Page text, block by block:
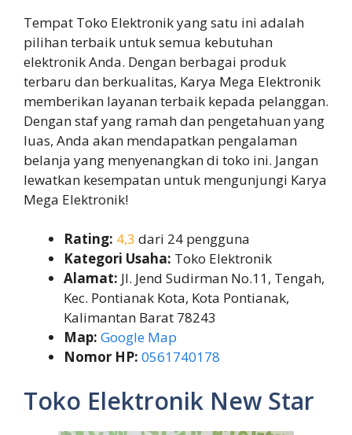
Tempat Toko Elektronik yang satu ini adalah
pilihan terbaik untuk semua kebutuhan
elektronik Anda. Dengan berbagai produk
terbaru dan berkualitas, Karya Mega Elektronik
memberikan layanan terbaik kepada pelanggan.
Dengan staf yang ramah dan pengetahuan yang
luas, Anda akan mendapatkan pengalaman
belanja yang menyenangkan di toko ini. Jangan
lewatkan kesempatan untuk mengunjungi Karya
Mega Elektronik!
Rating: 4,3 dari 24 pengguna
Kategori Usaha: Toko Elektronik
Alamat: Jl. Jend Sudirman No.11, Tengah,
Kec. Pontianak Kota, Kota Pontianak,
Kalimantan Barat 78243
Map: Google Map
Nomor HP: 0561740178
Toko Elektronik New Star